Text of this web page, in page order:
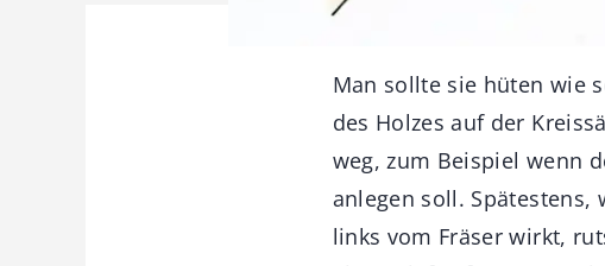
Man sollte sie hüten wie
des Holzes auf der
weg, zum Beispiel wenn
anlegen soll.
links vom Fräser wirkt,